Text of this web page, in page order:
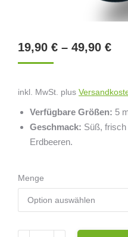
19,90 € – 49,90 €
inkl. MwSt. plus
Verfügbare Größen: 5
Geschmack: Süß, frisch
Erdbeeren.
Menge